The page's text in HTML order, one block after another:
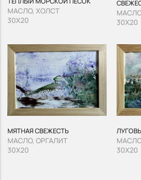
МАСЛО, ХОЛСТ
30Х20
30Х20
МЯТНАЯ СВЕЖЕСТЬ
МАСЛО, ОРГАЛИТ
30Х20
30Х20